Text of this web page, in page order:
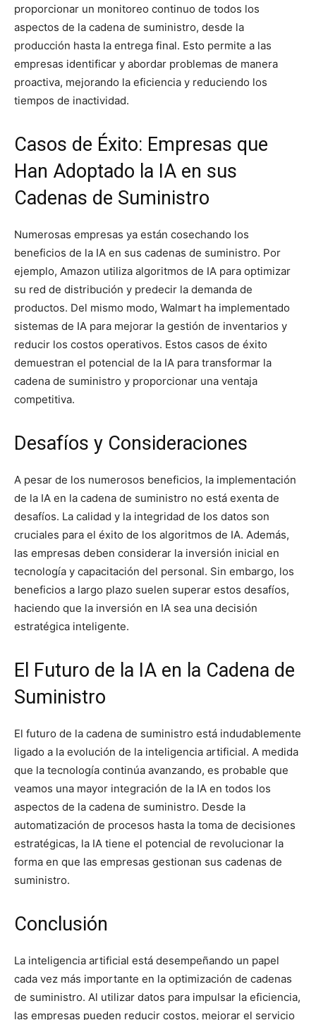
proporcionar un monitoreo continuo de todos los
aspectos de la cadena de suministro, desde la
producción hasta la entrega final. Esto permite a las
empresas identificar y abordar problemas de manera
proactiva, mejorando la eficiencia y reduciendo los
tiempos de inactividad.
Casos de Éxito: Empresas que
Han Adoptado la IA en sus
Cadenas de Suministro
Numerosas empresas ya están cosechando los
beneficios de la IA en sus cadenas de suministro. Por
ejemplo, Amazon utiliza algoritmos de IA para optimizar
su red de distribución y predecir la demanda de
productos. Del mismo modo, Walmart ha implementado
sistemas de IA para mejorar la gestión de inventarios y
reducir los costos operativos. Estos casos de éxito
demuestran el potencial de la IA para transformar la
cadena de suministro y proporcionar una ventaja
competitiva.
Desafíos y Consideraciones
A pesar de los numerosos beneficios, la implementación
de la IA en la cadena de suministro no está exenta de
desafíos. La calidad y la integridad de los datos son
cruciales para el éxito de los algoritmos de IA. Además,
las empresas deben considerar la inversión inicial en
tecnología y capacitación del personal. Sin embargo, los
beneficios a largo plazo suelen superar estos desafíos,
haciendo que la inversión en IA sea una decisión
estratégica inteligente.
El Futuro de la IA en la Cadena de
Suministro
El futuro de la cadena de suministro está indudablemente
ligado a la evolución de la inteligencia artificial. A medida
que la tecnología continúa avanzando, es probable que
veamos una mayor integración de la IA en todos los
aspectos de la cadena de suministro. Desde la
automatización de procesos hasta la toma de decisiones
estratégicas, la IA tiene el potencial de revolucionar la
forma en que las empresas gestionan sus cadenas de
suministro.
Conclusión
La inteligencia artificial está desempeñando un papel
cada vez más importante en la optimización de cadenas
de suministro. Al utilizar datos para impulsar la eficiencia,
las empresas pueden reducir costos, mejorar el servicio